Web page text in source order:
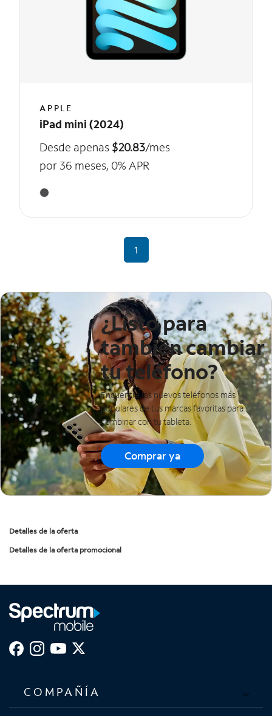
APPLE
iPad mini (2024)
Desde apenas $20.83/mes
por 36 meses, 0% APR
1
¿Listo para
también cambiar
tu teléfono?
Encuentra los nuevos teléfonos más
populares de tus marcas favoritas para
combinar con tu tableta.
Comprar ya
Detalles de la oferta
Detalles de la oferta promocional
COMPAÑÍA